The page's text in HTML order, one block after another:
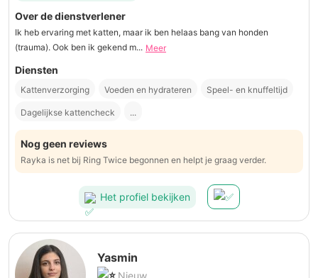
Over de dienstverlener
Ik heb ervaring met katten, maar ik ben helaas bang van honden
(trauma). Ook ben ik gekend m... Meer
Diensten
Kattenverzorging Voeden en hydrateren Speel- en knuffeltijd
Dagelijkse kattencheck ...
Nog geen reviews
Rayka is net bij Ring Twice begonnen en helpt je graag verder.
Het profiel bekijken
Yasmin